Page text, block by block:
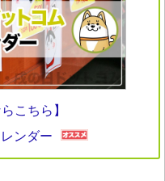
こちら】
ンダー